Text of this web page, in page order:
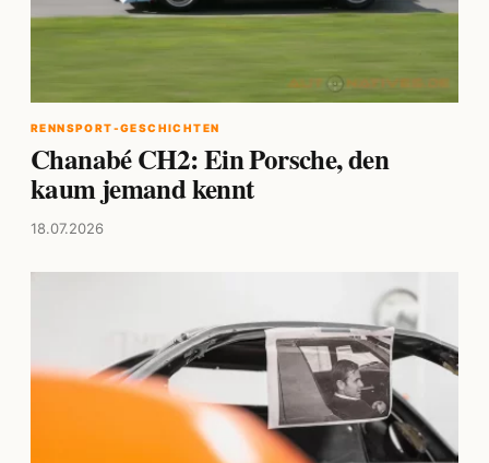
RENNSPORT-GESCHICHTEN
Chanabé CH2: Ein Porsche, den
kaum jemand kennt
18.07.2026